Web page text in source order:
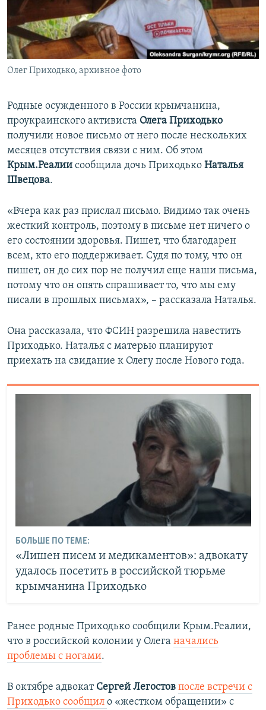
ПОБЕДИТЕЛЕЙ НЕ СУДЯТ?
КРЫМ.НЕПОКОРЕННЫЙ
ELIFBE
УКРАИНСКАЯ ПРОБЛЕМА КРЫМА
ПРИСОЕДИНЯЙТЕСЬ!
Олег Приходько, архивное фото
Родные осужденного в России крымчанина,
проукраинского активиста Олега Приходько
получили новое письмо от него после нескольких
месяцев отсутствия связи с ним. Об этом
Крым.Реалии сообщила дочь Приходько Наталья
Швецова.
«Вчера как раз прислал письмо. Видимо так очень
жесткий контроль, поэтому в письме нет ничего о
его состоянии здоровья. Пишет, что благодарен
всем, кто его поддерживает. Судя по тому, что он
пишет, он до сих пор не получил еще наши письма,
потому что он опять спрашивает то, что мы ему
писали в прошлых письмах», – рассказала Наталья.
Она рассказала, что ФСИН разрешила навестить
Приходько. Наталья с матерью планируют
приехать на свидание к Олегу после Нового года.
БОЛЬШЕ ПО ТЕМЕ:
«Лишен писем и медикаментов»: адвокату
удалось посетить в российской тюрьме
крымчанина Приходько
Ранее родные Приходько сообщили Крым.Реалии,
что в российской колонии у Олега начались
проблемы с ногами.
В октябре адвокат Сергей Легостов после встречи с
Приходько сообщил о «жестком обращении» с